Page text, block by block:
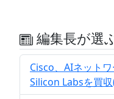
編集長が選
Cisco、AIネット
Silicon Labsを買